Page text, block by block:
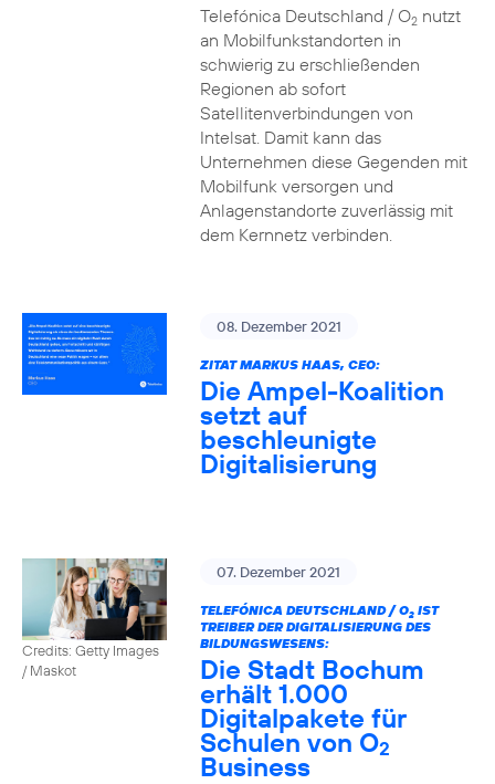
Telefónica Deutschland / O2nutzt
an Mobilfunkstandorten in
schwierig zu erschließenden
Regionen ab sofort
Satellitenverbindungen von
Intelsat. Damit kann das
Unternehmen diese Gegenden mit
Mobilfunk versorgen und
Anlagenstandorte zuverlässig mit
dem Kernnetz verbinden.
08. Dezember 2021
ZITAT MARKUS HAAS, CEO:
Die Ampel-Koalition
setzt auf
beschleunigte
Digitalisierung
Credits: Getty Images
/ Maskot
07. Dezember 2021
TELEFÓNICA DEUTSCHLAND / O2IST
TREIBER DER DIGITALISIERUNG DES
BILDUNGSWESENS:
Die Stadt Bochum
erhält 1.000
Digitalpakete für
Schulen von O2
Business